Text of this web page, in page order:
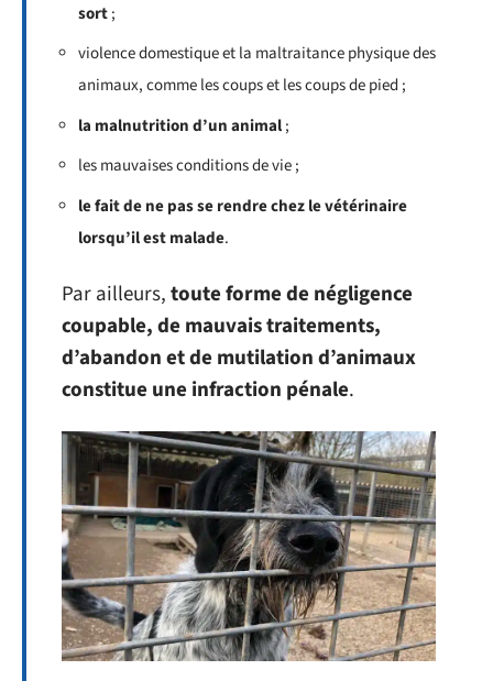
sort;
violence domestique et la maltraitance physique des
animaux, comme les coups et les coups de pied ;
la malnutrition d’un animal;
les mauvaises conditions de vie ;
le fait de ne pas se rendre chez le vétérinaire
lorsqu’il est malade.
Par ailleurs,toute forme de négligence
coupable, de mauvais traitements,
d’abandon et de mutilation d’animaux
constitue une infraction pénale.